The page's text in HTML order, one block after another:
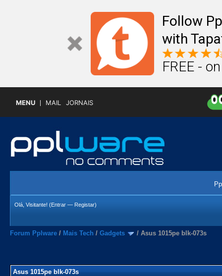
Follow
with
FREE -
MENU MAIL JORNAIS
Olá, Visitante! (Entrar — Registar)
Forum Pplware / Mais Tech / Gadgets / Asus 1015pe blk-073s
Asus 1015pe blk-073s